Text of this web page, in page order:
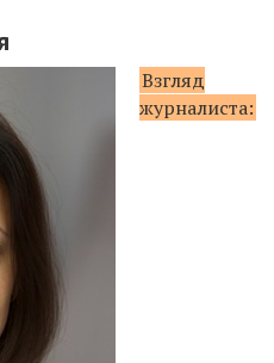
Взгляд
журналиста: